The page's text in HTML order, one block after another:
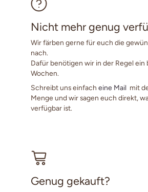
Nicht mehr genug
Wir färben gerne für euch die
nach.
Dafür benötigen wir in der Regel ein
Wochen.
Schreibt uns einfach eine Mail mit
Menge und wir sagen euch direkt,
verfügbar ist.
Genug gekauft?